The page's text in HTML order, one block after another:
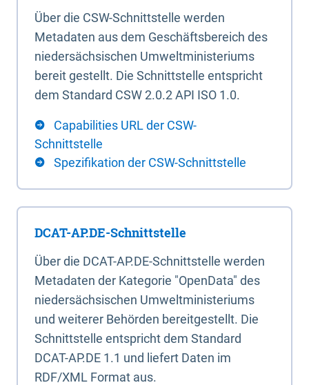
Über die CSW-Schnittstelle werden
Metadaten aus dem Geschäftsbereich des
niedersächsischen Umweltministeriums
bereit gestellt. Die Schnittstelle entspricht
dem Standard CSW 2.0.2 API ISO 1.0.
Capabilities URL der CSW-
Schnittstelle
Spezifikation der CSW-Schnittstelle
DCAT-AP.DE-Schnittstelle
Über die DCAT-AP.DE-Schnittstelle werden
Metadaten der Kategorie "OpenData" des
niedersächsischen Umweltministeriums
und weiterer Behörden bereitgestellt. Die
Schnittstelle entspricht dem Standard
DCAT-AP.DE 1.1 und liefert Daten im
RDF/XML Format aus.